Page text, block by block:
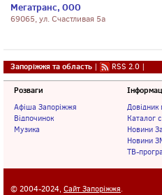
Мегатранс, ООО
69065, ул. Счастливая 5а
Запоріжжя та область | RSS 2.0 |
Розваги
Афіша Запоріжжя
Відпочинок
Музика
Довідник
Каталог
Новини
Новини
ТВ-
© 2004-2024, Сайт Запоріжжя.